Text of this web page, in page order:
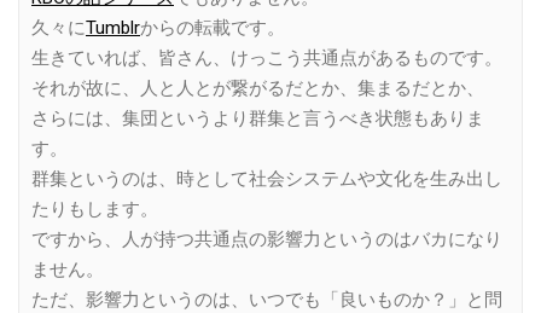
久々にTumblrからの転載です。
生きていれば、皆さん、けっこう共通点があるものです。
それが故に、人と人とが繋がるだとか、集まるだとか、
さらには、集団というより群集と言うべき状態もありま
す。
群集というのは、時として社会システムや文化を生み出し
たりもします。
ですから、人が持つ共通点の影響力というのはバカになり
ません。
ただ、影響力というのは、いつでも「良いものか？」と問